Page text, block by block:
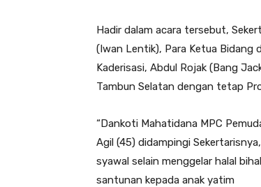
Hadir dalam acara tersebut,
(Iwan Lentik), Para Ketua Bidang
Kaderisasi, Abdul Rojak (Bang
Tambun Selatan dengan tetap
“Dankoti Mahatidana MPC
Agil (45) didampingi
syawal selain menggelar halal
santunan kepada anak yatim